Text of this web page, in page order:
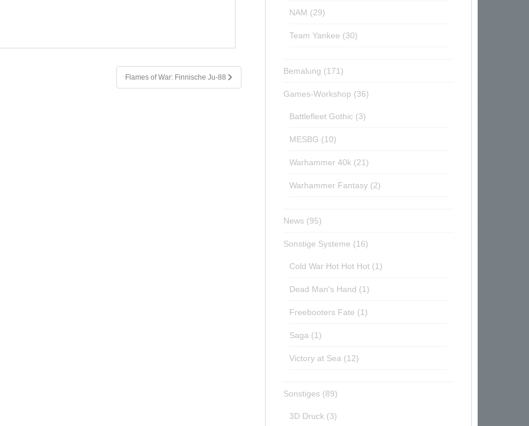
Flames of War: Finnische Ju-88
NAM (29)
Team Yankee (30)
Bemalung (171)
Games-Workshop (36)
Battlefleet Gothic (3)
MESBG (10)
Warhammer 40k (21)
Warhammer Fantasy (2)
News (95)
Sonstige Systeme (16)
Cold War Hot Hot Hot (1)
Dead Man's Hand (1)
Freebooters Fate (1)
Saga (1)
Victory at Sea (12)
Sonstiges (89)
3D Druck (3)